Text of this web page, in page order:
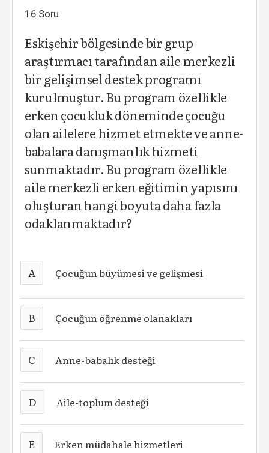
16.Soru
Eskişehir bölgesinde bir grup
araştırmacı tarafından aile merkezli
bir gelişimsel destek programı
kurulmuştur. Bu program özellikle
erken çocukluk döneminde çocuğu
olan ailelere hizmet etmekte ve anne-
babalara danışmanlık hizmeti
sunmaktadır. Bu program özellikle
aile merkezli erken eğitimin yapısını
oluşturan hangi boyuta daha fazla
odaklanmaktadır?
A Çocuğun büyümesi ve gelişmesi
B Çocuğun öğrenme olanakları
C Anne-babalık desteği
D Aile-toplum desteği
E Erken müdahale hizmetleri